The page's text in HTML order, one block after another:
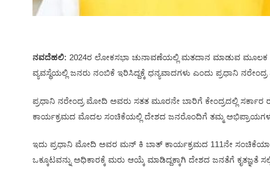
ನವದೆಹಲಿ: 2024ರ ಲೋಕಸಭಾ ಚುನಾವಣೆಯಲ್ಲಿ ಮತದಾನ ಮಾಡುವ ಮೂಲಕ
ವ್ಯವಸ್ಥೆಯಲ್ಲಿ ಜನರು ನಂಬಿಕೆ ಇರಿಸಿದ್ದಕ್ಕೆ ಧನ್ಯವಾದಗಳು ಎಂದು ಪ್ರಧಾನಿ
ಪ್ರಧಾನಿ ನರೇಂದ್ರ ಮೋದಿ ಅವರು ಸತತ ಮೂರನೇ ಬಾರಿಗೆ ಕೇಂದ್ರದಲ್ಲಿ
ಕಾರ್ಯಕ್ರಮದ ಮೊದಲ ಸಂಚಿಕೆಯಲ್ಲಿ ದೇಶದ ಜನರೊಂದಿಗೆ ತಮ್ಮ
ಇದು ಪ್ರಧಾನಿ ಮೋದಿ ಅವರ ಮನ್‌ ಕಿ ಬಾತ್‌ ಕಾರ್ಯಕ್ರಮದ 111ನೇ
ಒಕ್ಕೂಟವನ್ನು ಅಧಿಕಾರಕ್ಕೆ ಮರು ಆಯ್ಕೆ ಮಾಡಿದ್ದಕ್ಕಾಗಿ ದೇಶದ ಜನತೆಗೆ ಕೃತಜ್ಞತೆ